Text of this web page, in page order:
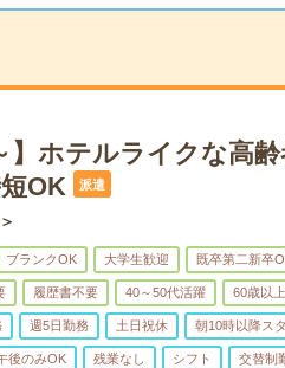
】ホテルライクな高
OK
派遣
ブランクOK 大学生歓迎 既卒第二新卒
履歴書不要 40～50代活躍 60歳以
週5日勤務 土日祝休 朝10時以降ス
後のみOK 残業なし シフト 交替制